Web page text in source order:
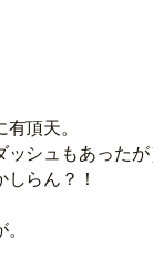
頂天。
ッシュもあった
らん？！